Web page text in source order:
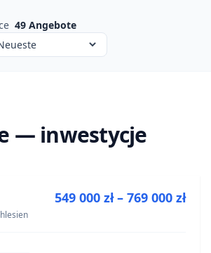
49 Angebote
— inwestycje
549 000 zł – 769 000 zł